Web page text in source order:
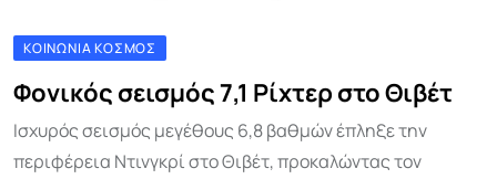
ΚΟΙΝΩΝΊΑ ΚΌΣΜΟΣ
Φονικός σεισμός 7,1 Ρίχτερ στο Θιβέτ
Ισχυρός σεισμός μεγέθους 6,8 βαθμών έπληξε την
περιφέρεια Ντινγκρί στο Θιβέτ, προκαλώντας τον